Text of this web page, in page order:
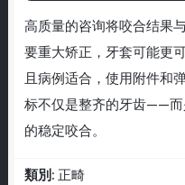
高质量的咨询将咬合结果
要重大矫正，牙套可能更
且病例适合，使用附件和
标不仅是整齐的牙齿——而
的稳定咬合。
類別: 正畸